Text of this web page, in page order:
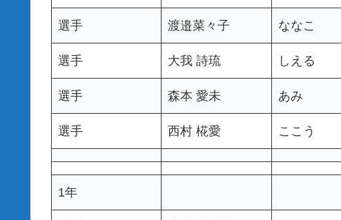
選手 渡邉菜々子 ななこ
選手 大我 詩琉 しえる
選手 森本 愛未 あみ
選手 西村 椛愛 ここう
1年